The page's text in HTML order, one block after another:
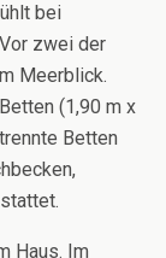
bei
zwei der
Meerblick.
(1,90 m x
Betten
Haus. Im